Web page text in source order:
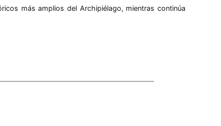
más amplios del Archipiélago, mientras continúa